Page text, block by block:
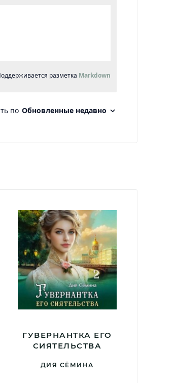
ГУВЕРНАНТКА ЕГО
СИЯТЕЛЬСТВА
ДИЯ СЁМИНА